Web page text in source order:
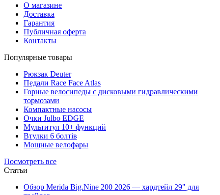
О магазине
Доставка
Гарантия
Публичная оферта
Контакты
Популярные товары
Рюкзак Deuter
Педали Race Face Atlas
Горные велосипеды с дисковыми гидравлическими
тормозами
Компактные насосы
Очки Julbo EDGE
Мультитул 10+ функций
Втулки 6 болтів
Мощные велофары
Посмотреть все
Статьи
Обзор Merida Big.Nine 200 2026 — хардтейл 29" для